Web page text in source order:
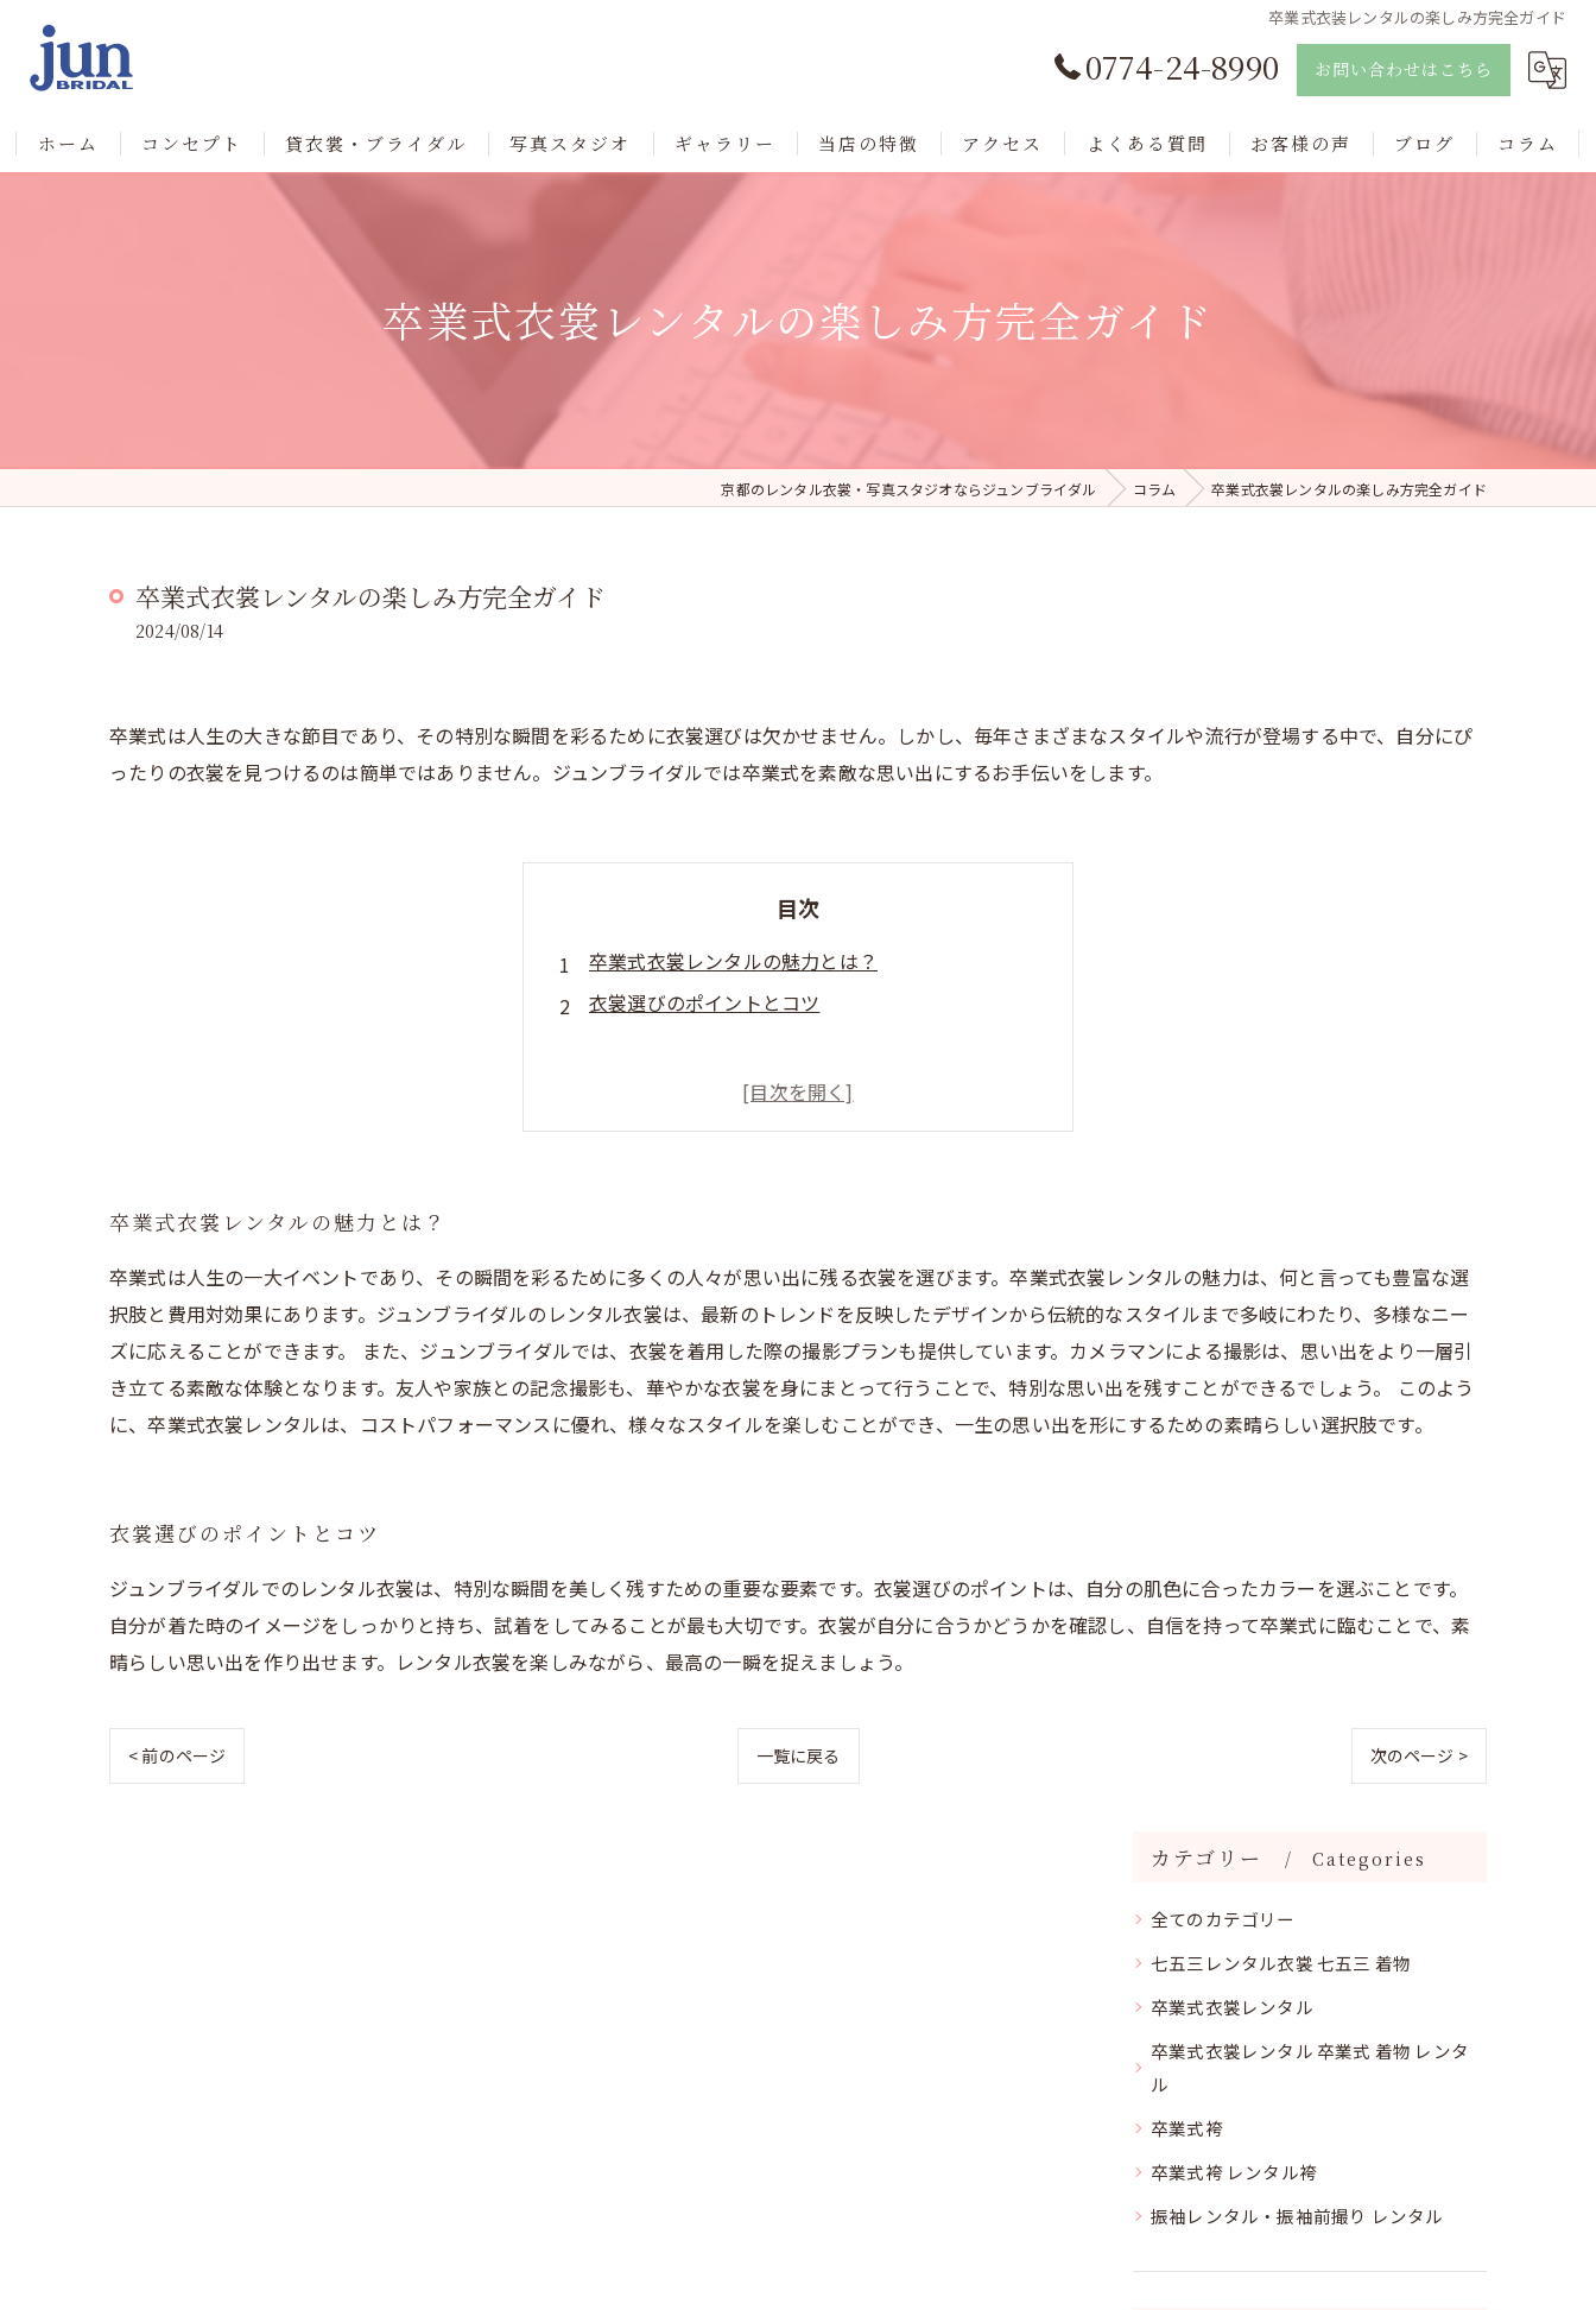
卒業式衣装レンタルの楽しみ方完全ガイド
0774-24-8990 お問い合わせはこちら
ホーム コンセプト 貸衣裳・ブライダル 写真スタジオ ギャラリー 当店の特徴
卒業
アクセス よくある質問 お客様の声 ブログ コラム
卒業式衣裳レンタルの楽しみ方完全ガイド
京都のレンタル衣裳・写真スタジオならジュンブライダル コラム 卒業式衣裳レンタルの楽しみ方完全ガイド
卒業式衣裳レンタルの楽しみ方完全ガイド
2024/08/14
卒業式は人生の大きな節目であり、その特別な瞬間を彩るために衣裳選びは欠かせません。しかし、毎年さまざまなスタイルや流行が登場する中で、自分にぴ
ったりの衣裳を見つけるのは簡単ではありません。ジュンブライダルでは卒業式を素敵な思い出にするお手伝いをします。
目次
卒業式衣裳レンタルの魅力とは？
衣裳選びのポイントとコツ
卒業式衣裳レンタルの魅力とは？
卒業式は人生の一大イベントであり、その瞬間を彩るために多くの人々が思い出に残る衣裳を選びます。卒業式衣裳レンタルの魅力は、何と言っても豊富な選
択肢と費用対効果にあります。ジュンブライダルのレンタル衣裳は、最新のトレンドを反映したデザインから伝統的なスタイルまで多岐にわたり、多様なニー
ズに応えることができます。 また、ジュンブライダルでは、衣裳を着用した際の撮影プランも提供しています。カメラマンによる撮影は、思い出をより一層引
き立てる素敵な体験となります。友人や家族との記念撮影も、華やかな衣裳を身にまとって行うことで、特別な思い出を残すことができるでしょう。 このよう
に、卒業式衣裳レンタルは、コストパフォーマンスに優れ、様々なスタイルを楽しむことができ、一生の思い出を形にするための素晴らしい選択肢です。
衣裳選びのポイントとコツ
ジュンブライダルでのレンタル衣裳は、特別な瞬間を美しく残すための重要な要素です。衣裳選びのポイントは、自分の肌色に合ったカラーを選ぶことです。
自分が着た時のイメージをしっかりと持ち、試着をしてみることが最も大切です。衣裳が自分に合うかどうかを確認し、自信を持って卒業式に臨むことで、素
晴らしい思い出を作り出せます。レンタル衣裳を楽しみながら、最高の一瞬を捉えましょう。
< 前のページ 一覧に戻る 次のページ >
カテゴリー Categories
全てのカテゴリー
七五三レンタル衣裳 七五三 着物
卒業式衣裳レンタル
卒業式衣裳レンタル 卒業式 着物 レンタ
ル
卒業式袴
卒業式袴 レンタル袴
振袖レンタル・振袖前撮り レンタル